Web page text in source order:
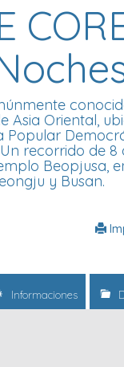
Asia Oriental,
Popular
recorrido de
Beopjusa,
y Busan.
Informaciones